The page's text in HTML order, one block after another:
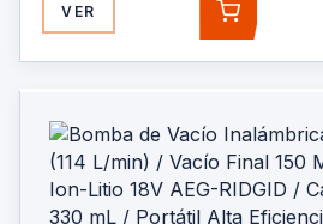
VER AGREGAR